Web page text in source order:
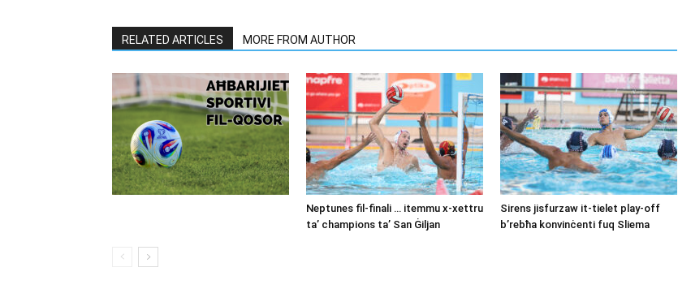
RELATED ARTICLES MORE FROM AUTHOR
Neptunes fil-finali … itemmu x-xettru
ta’ champions ta’ San Ġiljan
Sirens jisfurzaw it-tielet play-off
b’rebħa konvinċenti fuq Sliema